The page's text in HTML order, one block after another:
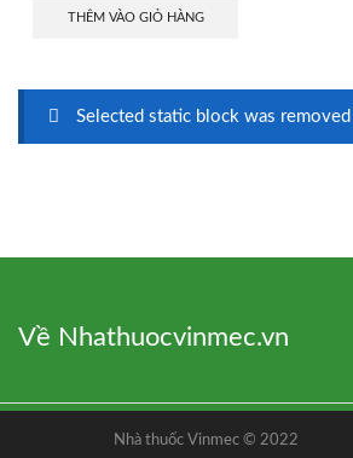
THÊM VÀO GIỎ HÀNG
Selected static block was
Về Nhathuocvinmec.vn
Nhà thuốc Vinmec © 2022